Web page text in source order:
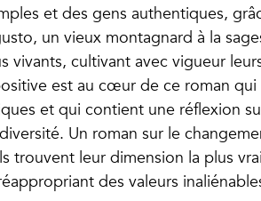
et des gens authentiques,
un vieux montagnard à la
vivants, cultivant avec vigueur
est au cœur de ce roman
et qui contient une réflexion
Un roman sur le
trouvent leur dimension la plus
des valeurs